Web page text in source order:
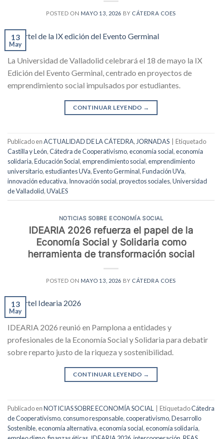
POSTED ON MAYO 13, 2026 BY CÁTEDRA COES
13
May
La Universidad de Valladolid celebrará el 18 de mayo la IX
Edición del Evento Germinal, centrado en proyectos de
emprendimiento social impulsados por estudiantes.
CONTINUAR LEYENDO →
Publicado enACTUALIDAD DE LA CÁTEDRA,JORNADAS
Etiquetado
Castilla y León,Cátedra de Cooperativismo,economía social,economía
solidaria,Educación Social,emprendimiento social,emprendimiento
universitario,estudiantes UVa,Evento Germinal,Fundación UVa,
innovación educativa, Innovación social,proyectos sociales,Universidad
de Valladolid,UVaLES
NOTICIAS SOBRE ECONOMÍA SOCIAL
IDEARIA 2026 refuerza el papel de la
Economía Social y Solidaria como
herramienta de transformación social
POSTED ON MAYO 13, 2026 BY CÁTEDRA COES
13
May
IDEARIA 2026 reunió en Pamplona a entidades y
profesionales de la Economía Social y Solidaria para debatir
sobre reparto justo de la riqueza y sostenibilidad.
CONTINUAR LEYENDO →
Publicado enNOTICIAS SOBRE ECONOMÍA SOCIAL EtiquetadoCátedra
de Cooperativismo,consumo responsable,cooperativismo,Desarrollo
Sostenible,economía alternativa,economía social,economía solidaria,